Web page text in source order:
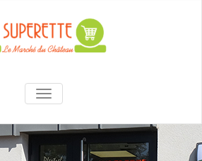
La Superette –
le marché du
château
AFFICHER/MASQUER LA